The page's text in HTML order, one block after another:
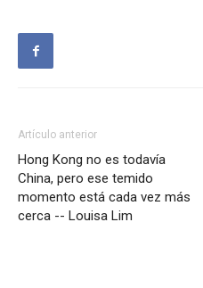
Artículo anterior
Hong Kong no es todavía
China, pero ese temido
momento está cada vez más
cerca -- Louisa Lim